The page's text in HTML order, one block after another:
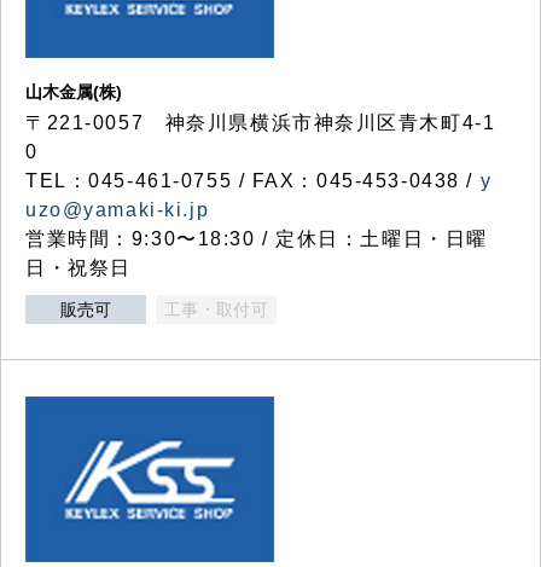
山木金属(株)
〒221-0057 神奈川県横浜市神奈川区青木町4-1
0
TEL：045-461-0755 / FAX：045-453-0438 / y
uzo@yamaki-ki.jp
営業時間：9:30〜18:30 / 定休日：土曜日・日曜
日・祝祭日
販売可 工事・取付可